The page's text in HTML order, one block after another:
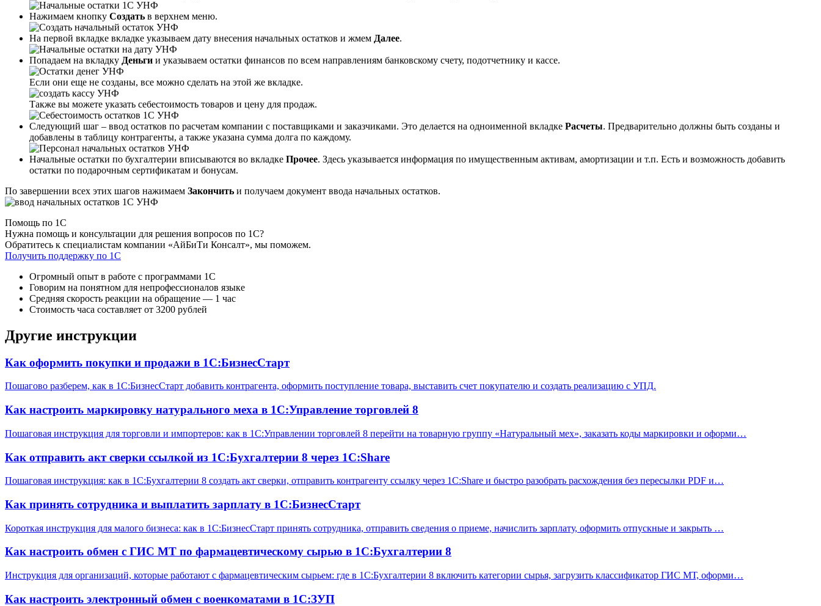
Нажимаем кнопку Создать в верхнем меню.
На первой вкладке вкладке указываем дату внесения начальных остатков и жмем Далее.
Попадаем на вкладку Деньги и указываем остатки финансов по всем направлениям банковскому счету, подотчетнику и кассе.
Если они еще не созданы, все можно сделать на этой же вкладке.
Также вы можете указать себестоимость товаров и цену для продаж.
Следующий шаг – ввод остатков по расчетам компании с поставщиками и заказчиками. Это делается на одноименной вкладке Расчеты. Предварительно должны быть созданы и
добавлены в таблицу контрагенты, а также указана сумма долга по каждому.
Начальные остатки по бухгалтерии вписываются во вкладке Прочее. Здесь указывается информация по имущественным активам, амортизации и т.п. Есть и возможность добавить
остатки по подарочным сертификатам и бонусам.
По завершении всех этих шагов нажимаем Закончить и получаем документ ввода начальных остатков.
Помощь по 1С
Нужна помощь и консультации для решения вопросов по 1С?
Обратитесь к специалистам компании «АйБиТи Консалт», мы поможем.
Получить поддержку по 1С
Огромный опыт в работе с программами 1С
Говорим на понятном для непрофессионалов языке
Средняя скорость реакции на обращение — 1 час
Стоимость часа составляет от 3200 рублей
Другие инструкции
Как оформить покупки и продажи в 1С:БизнесСтарт
Пошагово разберем, как в 1С:БизнесСтарт добавить контрагента, оформить поступление товара, выставить счет покупателю и создать реализацию с УПД.
Как настроить маркировку натурального меха в 1С:Управление торговлей 8
Пошаговая инструкция для торговли и импортеров: как в 1С:Управлении торговлей 8 перейти на товарную группу «Натуральный мех», заказать коды маркировки и оформи…
Как отправить акт сверки ссылкой из 1С:Бухгалтерии 8 через 1С:Share
Пошаговая инструкция: как в 1С:Бухгалтерии 8 создать акт сверки, отправить контрагенту ссылку через 1С:Share и быстро разобрать расхождения без пересылки PDF и…
Как принять сотрудника и выплатить зарплату в 1С:БизнесСтарт
Короткая инструкция для малого бизнеса: как в 1С:БизнесСтарт принять сотрудника, отправить сведения о приеме, начислить зарплату, оформить отпускные и закрыть …
Как настроить обмен с ГИС МТ по фармацевтическому сырью в 1С:Бухгалтерии 8
Инструкция для организаций, которые работают с фармацевтическим сырьем: где в 1С:Бухгалтерии 8 включить категории сырья, загрузить классификатор ГИС МТ, оформи…
Как настроить электронный обмен с военкоматами в 1С:ЗУП